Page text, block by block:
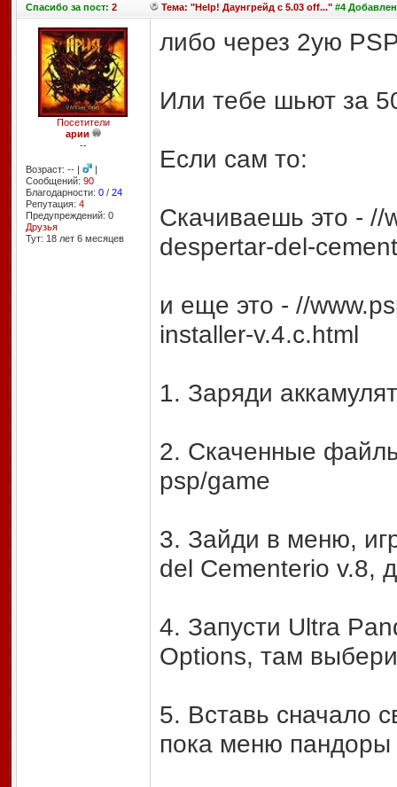
Спасибоза пост: 2 Тема: "Help! Даунгрейд с 5.03 off..."#4
Посетители
арии
--
Возраст: -- |
|
Сообщений: 90
Благодарности: 0/ 24
Репутация: 4
Предупреждений: 0
Друзья
Тут: 18 лет 6 месяцев
либо через 2ую
Или тебе шьют за
Если сам то:
Скачиваешь это - //
despertar-del-
и еще это - //
installer-v.4.c.html
1. Заряди
2. Скаченные
psp/game
3. Зайди в меню,
del Cementerio v.8,
4. Запусти Ultra
Options, там
5. Вставь сначало
пока меню пандоры